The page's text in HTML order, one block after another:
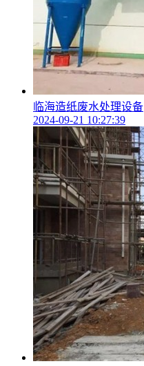
临海造纸废水处理设备
2024-09-21 10:27:39